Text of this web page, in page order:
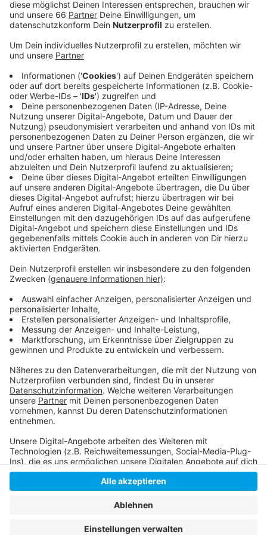
Anzeige
Verantwortlichen berechnet. Dementsprechend ist in
diesem Sommer auch im Allwetterbad der Einlass
begrenzt. Besucher müssen außerdem die
Abstandsregeln einhalten. Das Allwetterbad war
zuletzt drei Jahre lang geschlossen und ist aufwändig
umgebaut worden. Unter anderem wurden der 10-
Meter-Turm und das 50-Meter-Becken modernisiert.
Es gibt außerdem neue Familienbecken und einen
Wasserspielplatz, der allerdings wegen der
Coronaregeln noch geschlossen bleiben muss.
Anzeige
Online-Reservierung:
https://www.baeder-duesseldorf.de/reservierung/
Anzeige
Anzeige